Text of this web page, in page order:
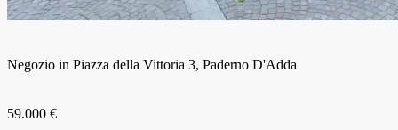
Negozio in Piazza della Vittoria 3, Paderno D'Adda
59.000 €